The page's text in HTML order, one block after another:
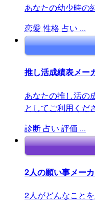
あなたの幼少時の
恋愛 性格 占い ...
推し活成績表メー
あなたの推し活の
としてご利用くだ
診断 占い 評価 ...
2人の願い事メー
2人がどんなこと